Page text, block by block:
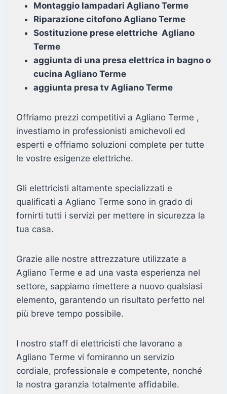
Montaggio lampadari Agliano Terme
Riparazione citofono Agliano Terme
Sostituzione prese elettriche Agliano
Terme
aggiunta di una presa elettrica in bagno o
cucina Agliano Terme
aggiunta presa tv Agliano Terme
Offriamo prezzi competitivi a Agliano Terme ,
investiamo in professionisti amichevoli ed
esperti e offriamo soluzioni complete per tutte
le vostre esigenze elettriche.
Gli elettricisti altamente specializzati e
qualificati a Agliano Terme sono in grado di
fornirti tutti i servizi per mettere in sicurezza la
tua casa.
Grazie alle nostre attrezzature utilizzate a
Agliano Terme e ad una vasta esperienza nel
settore, sappiamo rimettere a nuovo qualsiasi
elemento, garantendo un risultato perfetto nel
più breve tempo possibile.
I nostro staff di elettricisti che lavorano a
Agliano Terme vi forniranno un servizio
cordiale, professionale e competente, nonché
la nostra garanzia totalmente affidabile.